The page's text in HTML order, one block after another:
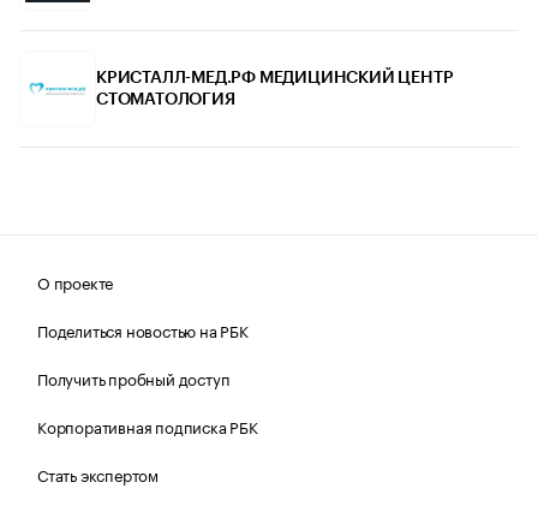
КРИСТАЛЛ-МЕД.РФ МЕДИЦИНСКИЙ ЦЕНТР
СТОМАТОЛОГИЯ
О проекте
Поделиться новостью на РБК
Получить пробный доступ
Корпоративная подписка РБК
Стать экспертом